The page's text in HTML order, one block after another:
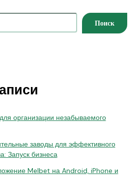
Поиск
организации незабываемого
заводы для эффективного
Запуск бизнеса
Melbet на Android, iPhone и